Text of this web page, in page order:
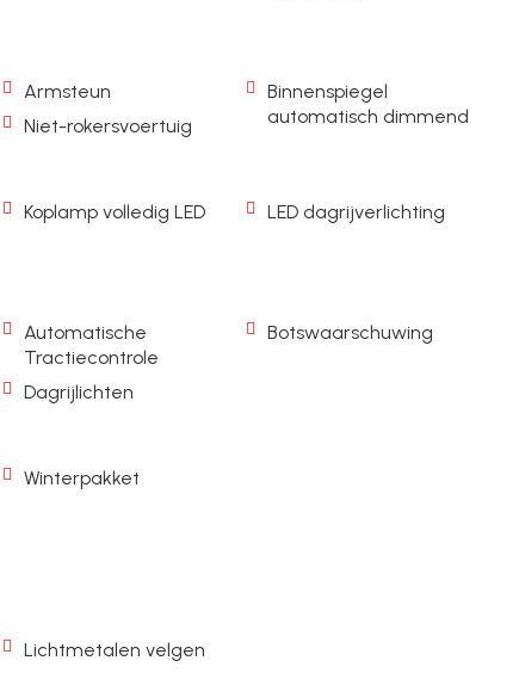
Armsteun
Niet-rokersvoertuig
Binnenspiegel
automatisch dimmend
Koplamp volledig LED LED dagrijverlichting
Automatische
Tractiecontrole
Dagrijlichten
Botswaarschuwing
Winterpakket
Lichtmetalen velgen